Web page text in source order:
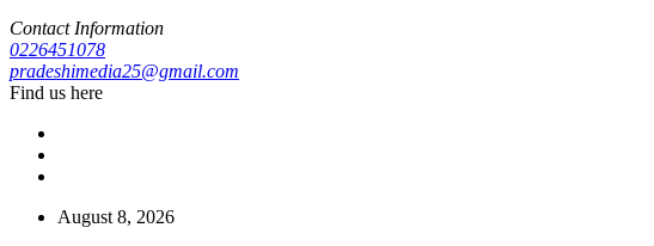
Contact Information
0226451078
pradeshimedia25@gmail.com
Find us here
August 8, 2026